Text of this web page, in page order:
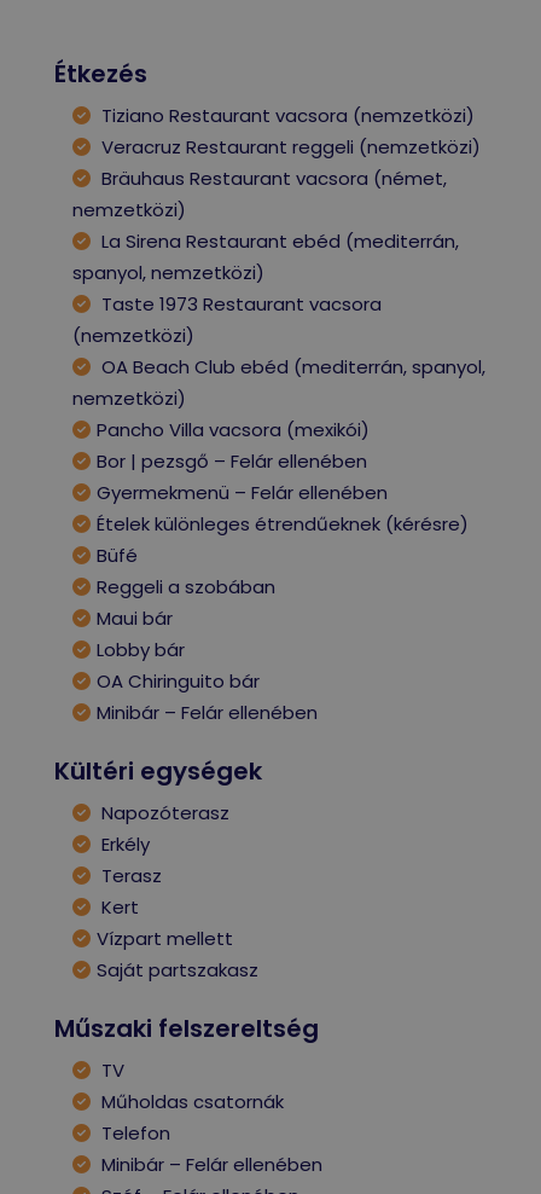
Étkezés
Tiziano Restaurant vacsora (nemzetközi)
Veracruz Restaurant reggeli (nemzetközi)
Bräuhaus Restaurant vacsora (német,
nemzetközi)
La Sirena Restaurant ebéd (mediterrán,
spanyol, nemzetközi)
Taste 1973 Restaurant vacsora
(nemzetközi)
OA Beach Club ebéd (mediterrán, spanyol,
nemzetközi)
Pancho Villa vacsora (mexikói)
Bor | pezsgő – Felár ellenében
Gyermekmenü – Felár ellenében
Ételek különleges étrendűeknek (kérésre)
Büfé
Reggeli a szobában
Maui bár
Lobby bár
OA Chiringuito bár
Minibár – Felár ellenében
Kültéri egységek
Napozóterasz
Erkély
Terasz
Kert
Vízpart mellett
Saját partszakasz
Műszaki felszereltség
TV
Műholdas csatornák
Telefon
Minibár – Felár ellenében